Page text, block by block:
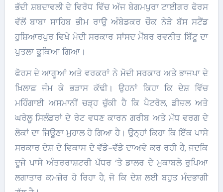
ਭੱਦੀ ਸ਼ਬਦਾਵਲੀ ਦੇ ਵਿਰੋਧ ਵਿੱਚ ਅੱਜ ਬੇਗਮਪੁਰਾ ਟਾਈਗਰ ਫੋਰਸ
ਵੱਲੋਂ ਬਾਬਾ ਸਾਹਿਬ ਭੀਮ ਰਾਉ ਅੰਬੇਡਕਰ ਚੌਕ ਨੇੜੇ ਬੱਸ ਸਟੈਂਡ
ਹੁਸ਼ਿਆਰਪੁਰ ਵਿਖੇ ਮੋਦੀ ਸਰਕਾਰ ਸਾਂਸਦ ਮੈਂਬਰ ਰਵਨੀਤ ਬਿੱਟੂ ਦਾ
ਪੁਤਲਾ ਫੂਕਿਆ ਗਿਆ।
ਫੋਰਸ ਦੇ ਆਗੂਆਂ ਅਤੇ ਵਰਕਰਾਂ ਨੇ ਮੋਦੀ ਸਰਕਾਰ ਅਤੇ ਭਾਜਪਾ ਦੇ
ਖ਼ਿਲਾਫ਼ ਜੰਮ ਕੇ ਭੜਾਸ ਕੱਢੀ। ਉਹਨਾਂ ਕਿਹਾ ਕਿ ਦੇਸ਼ ਵਿੱਚ
ਮਹਿੰਗਾਈ ਅਸਮਾਨੀਂ ਚੜ੍ਹ ਚੁੱਕੀ ਹੈ ਕਿ ਪੈਟਰੋਲ, ਡੀਜ਼ਲ ਅਤੇ
ਘਰੇਲੂ ਸਿਲੰਡਰਾਂ ਦੇ ਰੇਟ ਵਧਣ ਕਾਰਨ ਗਰੀਬ ਅਤੇ ਮੱਧ ਵਰਗ ਦੇ
ਲੋਕਾਂ ਦਾ ਜਿਊਣਾ ਮੁਹਾਲ ਹੋ ਗਿਆ ਹੈ। ਉਨ੍ਹਾਂ ਕਿਹਾ ਕਿ ਇੱਕ ਪਾਸੇ
ਸਰਕਾਰ ਦੇਸ਼ ਦੇ ਵਿਕਾਸ ਦੇ ਵੱਡੇ-ਵੱਡੇ ਦਾਅਵੇ ਕਰ ਰਹੀ ਹੈ, ਜਦਕਿ
ਦੂਜੇ ਪਾਸੇ ਅੰਤਰਰਾਸ਼ਟਰੀ ਪੱਧਰ ‘ਤੇ ਡਾਲਰ ਦੇ ਮੁਕਾਬਲੇ ਰੁਪਿਆ
ਲਗਾਤਾਰ ਕਮਜ਼ੋਰ ਹੋ ਰਿਹਾ ਹੈ, ਜੋ ਕਿ ਦੇਸ਼ ਲਈ ਬਹੁਤ ਮੰਦਭਾਗੀ